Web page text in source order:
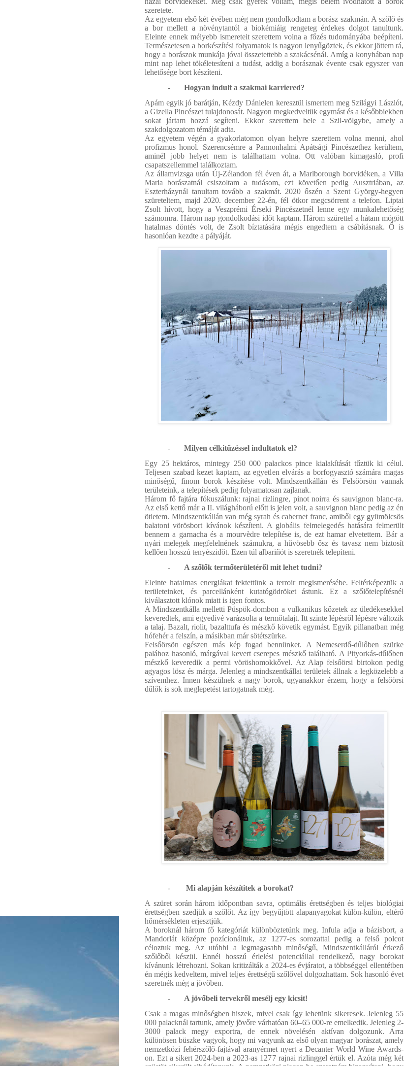
szeretete.
Az egyetem első két évében még nem gondolkodtam a borász szakmán. A szőlő és
a bor mellett a növénytantól a biokémiáig rengeteg érdekes dolgot tanultunk.
Eleinte ennek mélyebb ismereteit szerettem volna a főzés tudományába beépíteni.
Természetesen a borkészítési folyamatok is nagyon lenyűgöztek, és ekkor jöttem rá,
hogy a borászok munkája jóval összetettebb a szakácsénál. Amíg a konyhában nap
mint nap lehet tökéletesíteni a tudást, addig a borásznak évente csak egyszer van
lehetősége bort készíteni.
-
Hogyan indult a szakmai karriered?
Apám egyik jó barátján, Kézdy Dánielen keresztül ismertem meg Szilágyi Lászlót,
a Gizella Pincészet tulajdonosát. Nagyon megkedveltük egymást és a későbbiekben
sokat jártam hozzá segíteni. Ekkor szerettem bele a Szil-völgybe, amely a
szakdolgozatom témáját adta.
Az egyetem végén a gyakorlatomon olyan helyre szerettem volna menni, ahol
profizmus honol. Szerencsémre a Pannonhalmi Apátsági Pincészethez kerültem,
aminél jobb helyet nem is találhattam volna. Ott valóban kimagasló, profi
csapatszellemmel találkoztam.
Az államvizsga után Új-Zélandon fél éven át, a Marlborough borvidéken, a Villa
Maria borászatnál csiszoltam a tudásom, ezt követően pedig Ausztriában, az
Eszterházynál tanultam tovább a szakmát. 2020 őszén a Szent György-hegyen
szüreteltem, majd 2020. december 22-én, fél ötkor megcsörrent a telefon. Liptai
Zsolt hívott, hogy a Veszprémi Érseki Pincészetnél lenne egy munkalehetőség
számomra. Három nap gondolkodási időt kaptam. Három szürettel a hátam mögött
hatalmas döntés volt, de Zsolt bíztatására mégis engedtem a csábításnak. Ő is
hasonlóan kezdte a pályáját.
-
Milyen célkitűzéssel indultatok el?
Egy 25 hektáros, mintegy 250 000 palackos pince kialakítását tűztük ki célul.
Teljesen szabad kezet kaptam, az egyetlen elvárás a borfogyasztó számára magas
minőségű, finom borok készítése volt. Mindszentkállán és Felsőörsön vannak
területeink, a telepítések pedig folyamatosan zajlanak.
Három fő fajtára fókuszálunk: rajnai rizlingre, pinot noirra és sauvignon blanc-ra.
Az első kettő már a II. világháború előtt is jelen volt, a sauvignon blanc pedig az én
ötletem. Mindszentkállán van még syrah és cabernet franc, amiből egy gyümölcsös
balatoni vörösbort kívánok készíteni. A globális felmelegedés hatására felmerült
bennem a garnacha és a mourvèdre telepítése is, de ezt hamar elvetettem. Bár a
nyári melegek megfelelnének számukra, a hűvösebb ősz és tavasz nem biztosít
kellően hosszú tenyészidőt. Ezen túl albariñót is szeretnék telepíteni.
-
A szőlők termőterületéről mit lehet tudni?
Eleinte hatalmas energiákat fektettünk a terroir megismerésébe. Feltérképeztük a
területeinket, és parcellánként kutatógödröket ástunk. Ez a szőlőtelepítésnél
kiválasztott klónok miatt is igen fontos.
A Mindszentkálla melletti Püspök-dombon a vulkanikus kőzetek az üledékesekkel
keveredtek, ami egyedivé varázsolta a termőtalajt. Itt szinte lépésről lépésre változik
a talaj. Bazalt, riolit, bazalttufa és mészkő követik egymást. Egyik pillanatban még
hófehér a felszín, a másikban már sötétszürke.
Felsőörsön egészen más kép fogad bennünket. A Nemeserdő-dűlőben szürke
palához hasonló, márgával kevert cserepes mészkő található. A Pityorkás-dűlőben
mészkő keveredik a permi vöröshomokkővel. Az Alap felsőörsi birtokon pedig
agyagos lösz és márga. Jelenleg a mindszentkállai területek állnak a legközelebb a
szívemhez. Innen készülnek a nagy borok, ugyanakkor érzem, hogy a felsőörsi
dűlők is sok meglepetést tartogatnak még.
-
Mi alapján készítitek a borokat?
A szüret során három időpontban savra, optimális érettségben és teljes biológiai
érettségben szedjük a szőlőt. Az így begyűjtött alapanyagokat külön-külön, eltérő
hőmérsékleten erjesztjük.
A boroknál három fő kategóriát különböztetünk meg. Infula adja a bázisbort, a
Mandorlát középre pozícionáltuk, az 1277-es sorozattal pedig a felső polcot
céloztuk meg. Az utóbbi a legmagasabb minőségű, Mindszentkálláról érkező
szőlőből készül. Ennél hosszú érlelési potenciállal rendelkező, nagy borokat
kívánunk létrehozni. Sokan kritizálták a 2024-es évjáratot, a többséggel ellentétben
én mégis kedveltem, mivel teljes érettségű szőlővel dolgozhattam. Sok hasonló évet
szeretnék még a jövőben.
-
A jövőbeli tervekről mesélj egy kicsit!
Csak a magas minőségben hiszek, mivel csak így lehetünk sikeresek. Jelenleg 55
000 palacknál tartunk, amely jövőre várhatóan 60–65 000-re emelkedik. Jelenleg 2-
3000 palack megy exportra, de ennek növelésén aktívan dolgozunk. Arra
különösen büszke vagyok, hogy mi vagyunk az első olyan magyar borászat, amely
nemzetközi fehérszőlő-fajtával aranyérmet nyert a Decanter World Wine Awards-
on. Ezt a sikert 2024-ben a 2023-as 1277 rajnai rizlinggel értük el. Azóta még két